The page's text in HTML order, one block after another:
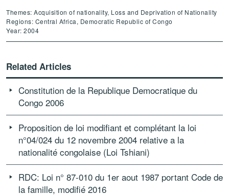
Themes: Acquisition of nationality, Loss and Deprivation of Nationality
Regions: Central Africa, Democratic Republic of Congo
Year: 2004
Related Articles
Constitution de la Republique Democratique du
Congo 2006
Proposition de loi modifiant et complétant la loi
n°04/024 du 12 novembre 2004 relative a la
nationalité congolaise (Loi Tshiani)
RDC: Loi n° 87-010 du 1er aout 1987 portant Code de
la famille, modifié 2016